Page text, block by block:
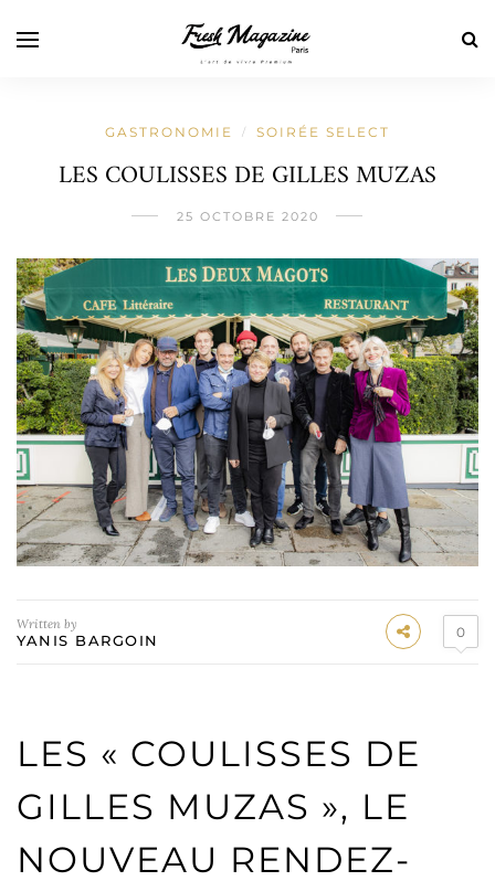
GASTRONOMIE / SOIRÉE SELECT
LES COULISSES DE GILLES MUZAS
25 OCTOBRE 2020
Written by
YANIS BARGOIN 0
LES « COULISSES DE
GILLES MUZAS », LE
NOUVEAU RENDEZ-